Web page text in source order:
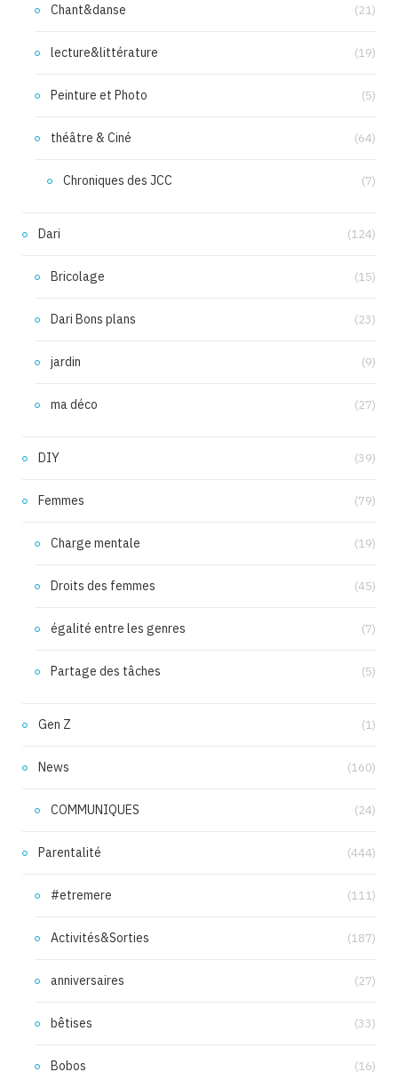
Chant&danse (21)
lecture&littérature (19)
Peinture et Photo (5)
théâtre & Ciné (64)
Chroniques des JCC (7)
Dari (124)
Bricolage (15)
Dari Bons plans (23)
jardin (9)
ma déco (27)
DIY (39)
Femmes (79)
Charge mentale (19)
Droits des femmes (45)
égalité entre les genres (7)
Partage des tâches (5)
Gen Z (1)
News (160)
COMMUNIQUES (24)
Parentalité (444)
#etremere (111)
Activités&Sorties (187)
anniversaires (27)
bêtises (33)
Bobos (16)